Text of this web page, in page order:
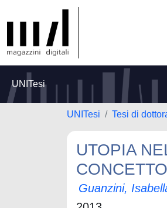
UNITesi
UNITesi Tesi di
UTOPIA
Guanzini,